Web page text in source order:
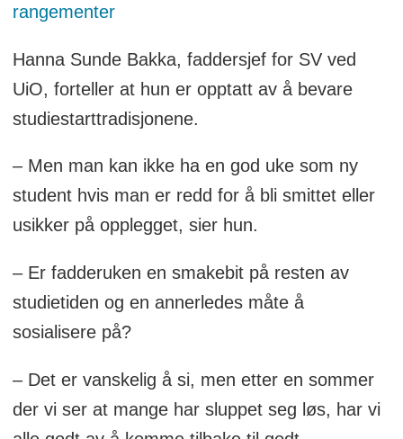
ran­ge­menter
Hanna Sunde Bakka, faddersjef for SV ved
UiO, forteller at hun er opptatt av å bevare
studiestarttradisjonene.
– Men man kan ikke ha en god uke som ny
student hvis man er redd for å bli smittet eller
usikker på opplegget, sier hun.
– Er fadderuken en smakebit på resten av
studietiden og en annerledes måte å
sosialisere på?
– Det er vanskelig å si, men etter en sommer
der vi ser at mange har sluppet seg løs, har vi